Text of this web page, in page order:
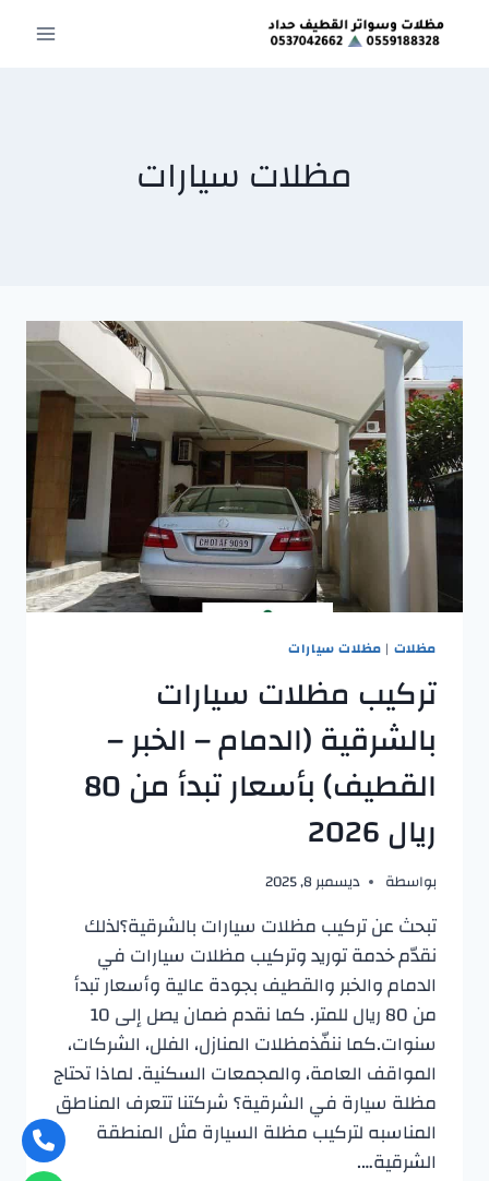
التجاوز
مظلات سيارات
مظلات | مظلات سيارات
تركيب مظلات سيارات
بالشرقية (الدمام – الخبر –
القطيف) بأسعار تبدأ من 80
ريال 2026
بواسطة ديسمبر 8, 2025
تبحث عن تركيب مظلات سيارات بالشرقية؟لذلك
نقدّم خدمة توريد وتركيب مظلات سيارات في
الدمام والخبر والقطيف بجودة عالية وأسعار تبدأ
من 80 ريال للمتر. كما نقدم ضمان يصل إلى 10
سنوات.كما ننفّذمظلات المنازل، الفلل، الشركات،
المواقف العامة، والمجمعات السكنية. لماذا تحتاج
مظلة سيارة في الشرقية؟ شركتنا تتعرف المناطق
المناسبه لتركيب مظلة السيارة مثل المنطقة
الشرقية….